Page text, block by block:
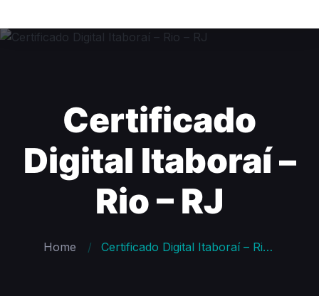
Certificado
Digital Itaboraí –
Rio – RJ
Home Certificado Digital Itaboraí – Rio – RJ